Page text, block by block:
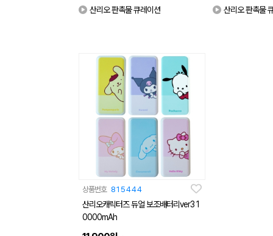
산리오 판촉물 큐레이션 산리오 판촉물
상품번호 815444
산리오캐릭터즈 듀얼 보조배터리ver3 1
0000mAh